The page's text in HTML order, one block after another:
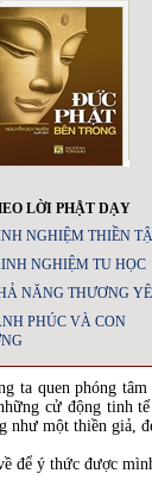
LỜI PHẬT DẠY
NGHIỆM THIỀN
NGHIỆM TU HỌC
NĂNG THƯƠNG
PHÚC VÀ CON
ta quen phóng
cử động tinh
như một thiền giả,
để ý thức được